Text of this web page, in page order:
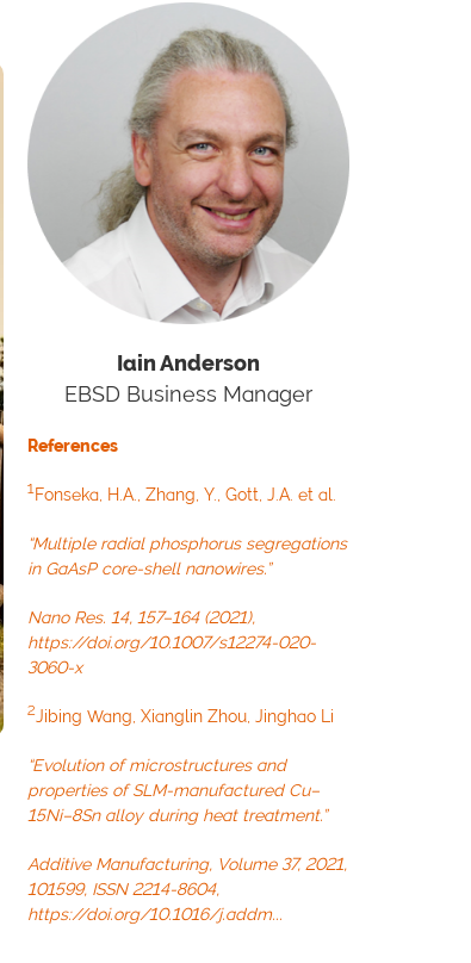
Iain Anderson
EBSD Business Manager
References
1 Fonseka, H.A., Zhang, Y., Gott, J.A. et al.
“Multiple radial phosphorus segregations
in GaAsP core-shell nanowires.”
Nano Res. 14, 157–164 (2021),
https://doi.org/10.1007/s12274-020-
3060-x
2Jibing Wang, Xianglin Zhou, Jinghao Li
“Evolution of microstructures and
properties of SLM-manufactured Cu–
15Ni–8Sn alloy during heat treatment.”
Additive Manufacturing, Volume 37, 2021,
101599, ISSN 2214-8604,
https://doi.org/10.1016/j.addm...